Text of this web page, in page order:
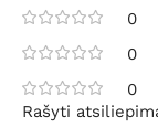
0
0
0
Rašyti